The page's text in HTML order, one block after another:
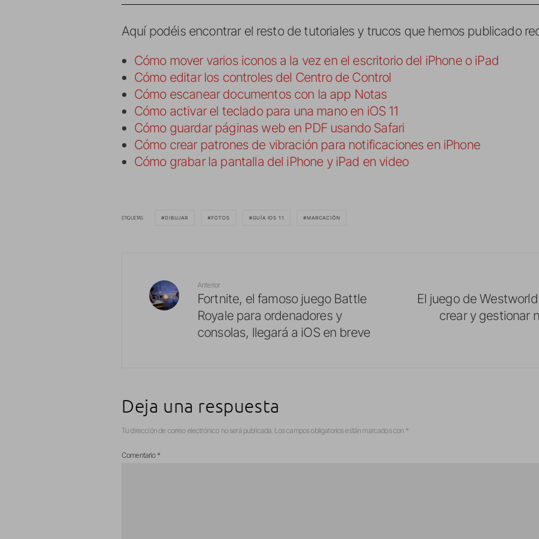
Aquí podéis encontrar el resto de tutoriales y trucos que hemos publicado
Cómo mover varios iconos a la vez en el escritorio del iPhone o iPad
Cómo editar los controles del Centro de Control
Cómo escanear documentos con la app Notas
Cómo activar el teclado para una mano en iOS 11
Cómo guardar páginas web en PDF usando Safari
Cómo crear patrones de vibración para notificaciones en iPhone
Cómo grabar la pantalla del iPhone y iPad en video
ETIQUETAS DIBUJAR FOTOS GUÍA IOS 11 MARCACIÓN
Anterior
Fortnite, el famoso juego Battle
Royale para ordenadores y
consolas, llegará a iOS en breve
El juego de
crear y gestionar
Deja una respuesta
Tu dirección de correo electrónico no será publicada. Los campos obligatorios están marcados con *
Comentario *